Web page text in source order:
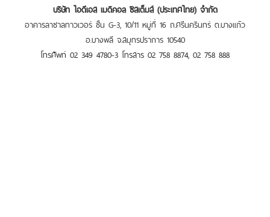
บริษัท ไอดีเอส เมดิคอล ซิสเต็มส์ (ประเทศไทย) จำกัด
อาคารลาซาลทาวเวอร์ ชั้น G-3, 10/11 หมู่ที่ 16 ถ.ศรีนครินทร์ ต.บางแก้ว
อ.บางพลี จ.สมุทรปราการ 10540
โทรศัพท์ 02 349 4780-3 โทรสาร 02 758 8874, 02 758 888